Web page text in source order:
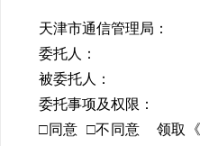
天津市通信管理局：
委托人：
被委托人：
委托事项及权限：
□同意 □不同意 领取《